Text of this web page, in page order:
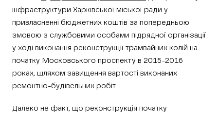
інфраструктури Харківської міської ради у
привласненні бюджетних коштів за попередньою
змовою з службовими особами підрядної організації
у ході виконання реконструкції трамвайних колій на
початку Московського проспекту в 2015-2016
роках, шляхом завищення вартості виконаних
ремонтно-будівельних робіт.
Далеко не факт, що реконструкція початку